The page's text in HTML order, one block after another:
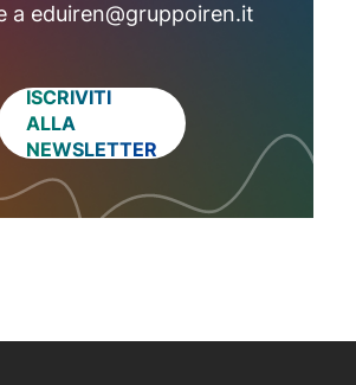
a eduiren@gruppoiren.it
ISCRIVITI
ALLA
NEWSLETTER